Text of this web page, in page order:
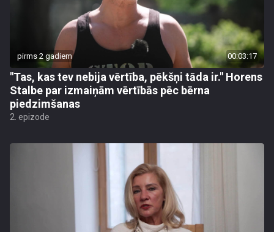
pirms 2 gadiem 00:03:17
"Tas, kas tev nebija vērtība, pēkšņi tāda ir." Horens
Stalbe par izmaiņām vērtībās pēc bērna
piedzimšanas
2. epizode